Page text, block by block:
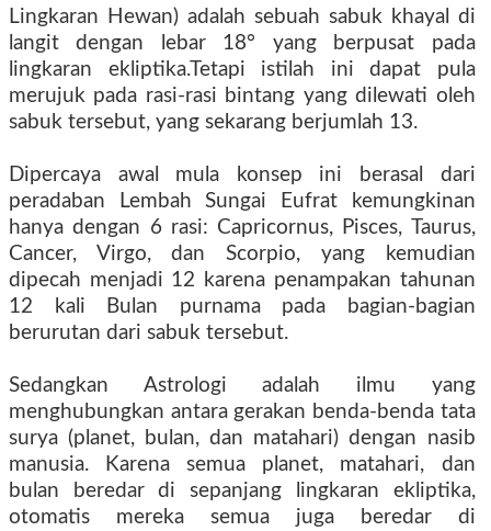
Lingkaran Hewan) adalah sebuah sabuk khayal di
langit dengan lebar 18° yang berpusat pada
lingkaran ekliptika.Tetapi istilah ini dapat pula
merujuk pada rasi-rasi bintang yang dilewati oleh
sabuk tersebut, yang sekarang berjumlah 13.
Dipercaya awal mula konsep ini berasal dari
peradaban Lembah Sungai Eufrat kemungkinan
hanya dengan 6 rasi: Capricornus, Pisces, Taurus,
Cancer, Virgo, dan Scorpio, yang kemudian
dipecah menjadi 12 karena penampakan tahunan
12 kali Bulan purnama pada bagian-bagian
berurutan dari sabuk tersebut.
Sedangkan Astrologi adalah ilmu yang
menghubungkan antara gerakan benda-benda tata
surya (planet, bulan, dan matahari) dengan nasib
manusia. Karena semua planet, matahari, dan
bulan beredar di sepanjang lingkaran ekliptika,
otomatis mereka semua juga beredar di